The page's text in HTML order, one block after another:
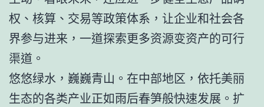
权、核算、交易等政策体系，让企业和社会各
界参与进来，一道探索更多资源变资产的可行
渠道。
悠悠绿水，巍巍青山。在中部地区，依托美丽
生态的各类产业正如雨后春笋般快速发展。扩